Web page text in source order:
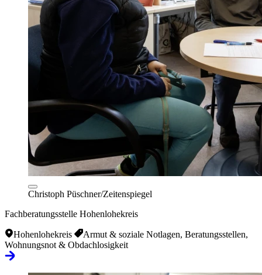
Christoph Püschner/Zeitenspiegel
Fachberatungsstelle Hohenlohekreis
Hohenlohekreis
Armut & soziale Notlagen, Beratungsstellen,
Wohnungsnot & Obdachlosigkeit